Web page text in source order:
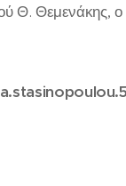
Θ. Θεμενάκης,